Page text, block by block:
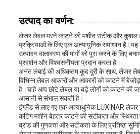
गोपनीयता
नीति
उत्पाद का वर्णन:
लेजर लेबल मरने काटने की मशीन सटीक और कुशल
प्रक्रियाओं के लिए एक अत्याधुनिक समाधान है।यह
उत्पादन वातावरण की मांगों को पूरा करने के लिए
प्रदर्शन और विश्वसनीयता प्रदान करता है।
अनंत लंबाई की अधिकतम कूद दूरी के साथ, लेजर
विभिन्न लेबल आकारों और आकारों को काटने में
है।चाहे आप छोटे लेबल या बड़े लोगों को काटने की
आसानी से संभाल सकती है।
इंग्लैंड से लाए गए एक अत्याधुनिक LUXINAR
कटिंग मशीन बेहतर काटने की सटीकता और
ब्रांड की गुणवत्ता और सटीकता के लिए प्रतिष्ठा